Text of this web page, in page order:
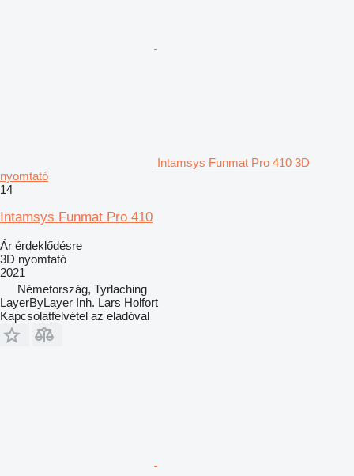
Intamsys Funmat Pro 410 3D
nyomtató
14
Intamsys Funmat Pro 410
Ár érdeklődésre
3D nyomtató
2021
Németország, Tyrlaching
LayerByLayer Inh. Lars Holfort
Kapcsolatfelvétel az eladóval